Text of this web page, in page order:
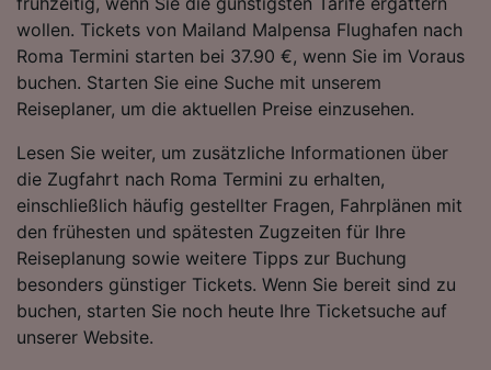
wollen. Tickets von Mailand Malpensa Flughafen nach
Roma Termini starten bei 37.90 €, wenn Sie im Voraus
buchen. Starten Sie eine Suche mit unserem
Reiseplaner, um die aktuellen Preise einzusehen.
Lesen Sie weiter, um zusätzliche Informationen über
die Zugfahrt nach Roma Termini zu erhalten,
einschließlich häufig gestellter Fragen, Fahrplänen mit
den frühesten und spätesten Zugzeiten für Ihre
Reiseplanung sowie weitere Tipps zur Buchung
besonders günstiger Tickets. Wenn Sie bereit sind zu
buchen, starten Sie noch heute Ihre Ticketsuche auf
unserer Website.
Surfverhalten nicht zu verfolgen.
Wir und unsere Partner verarbeiten Daten, um
Folgendes bereitzustellen:
Verwendung genauer Standortdaten.
aktiv abfragen. Speichern von oder Zugriff auf
Informationen auf einem Endgerät.
Personalisierte Werbung und Inhalte, Messung
von Werbeleistung und der Performance von
Inhalten, Zielgruppenforschung sowie
Entwicklung und Verbesserung von
Angeboten.
Liste der Partner (Lieferanten)